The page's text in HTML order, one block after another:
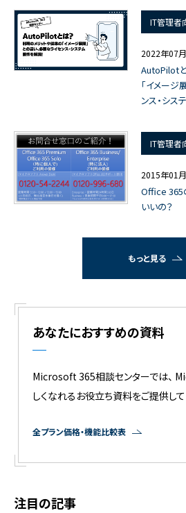
IT管理者
2022年07月
AutoPilot
「イメージ
ンス・シス
IT管理者
2015年01月
Office 365
いいの？
もっと見る
あなたにおすすめの資料
Microsoft 365相談センターでは、
しくなれるお役立ち資料をご提供して
全プラン価格・機能比較表
注目の記事